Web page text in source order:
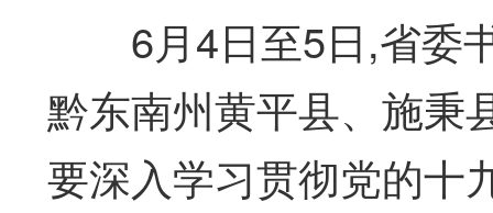
6月4日至5日,省委书
黔东南州黄平县、施秉
要深入学习贯彻党的十